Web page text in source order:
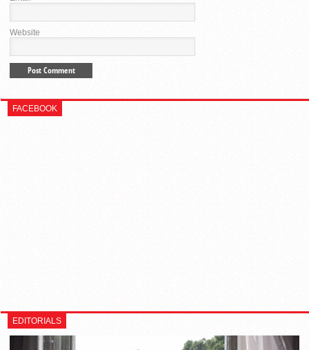
Website
FACEBOOK
EDITORIALS